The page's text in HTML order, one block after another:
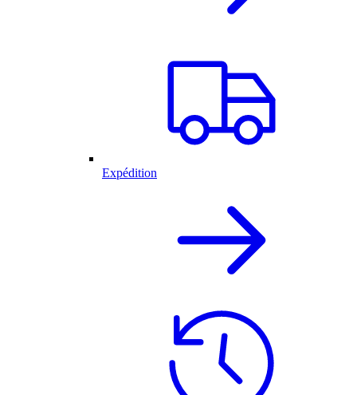
Expédition